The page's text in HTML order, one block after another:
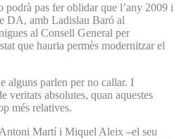
podrà pas fer oblidar que l’any 2009 i
DA, amb Ladislau Baró al
al Consell General per
que hauria permès modernitzar el
alguns parlen per no callar. I
veritats absolutes, quan aquestes
més relatives.
Martí i Miquel Aleix –el seu